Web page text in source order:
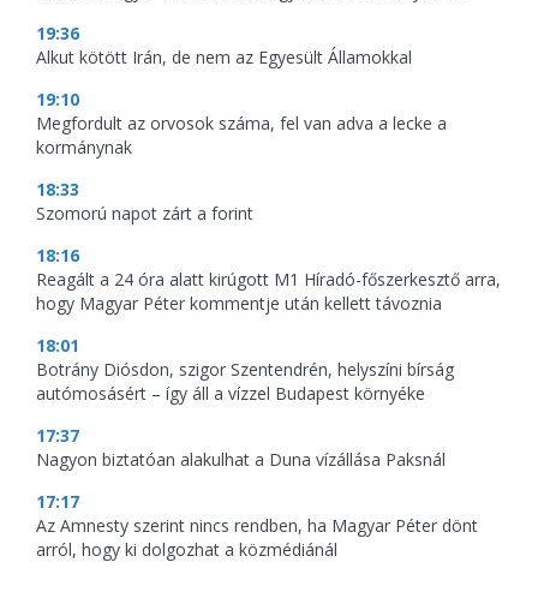
19:36
Alkut kötött Irán, de nem az Egyesült Államokkal
19:10
Megfordult az orvosok száma, fel van adva a lecke a
kormánynak
18:33
Szomorú napot zárt a forint
18:16
Reagált a 24 óra alatt kirúgott M1 Híradó-főszerkesztő arra,
hogy Magyar Péter kommentje után kellett távoznia
18:01
Botrány Diósdon, szigor Szentendrén, helyszíni bírság
autómosásért – így áll a vízzel Budapest környéke
17:37
Nagyon biztatóan alakulhat a Duna vízállása Paksnál
17:17
Az Amnesty szerint nincs rendben, ha Magyar Péter dönt
arról, hogy ki dolgozhat a közmédiánál